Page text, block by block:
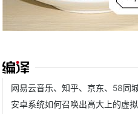
安卓系统如何召唤出高大上的虚